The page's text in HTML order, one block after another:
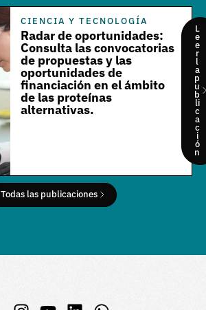
CIENCIA Y TECNOLOGÍA
Radar de oportunidades:
Consulta las convocatorias
de propuestas y las
oportunidades de
financiación en el ámbito
de las proteínas
alternativas.
L
e
e
r
l
a
p
u
b
li
c
a
c
i
ó
n
Todas las publicaciones